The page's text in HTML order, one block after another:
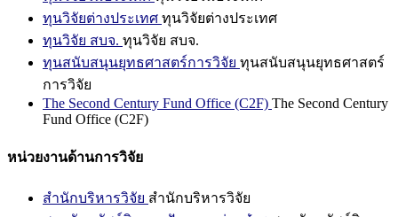
ทุนวิจัยต่างประเทศ ทุนวิจัยต่างประเทศ
ทุนวิจัย สบจ. ทุนวิจัย สบจ.
ทุนสนับสนุนยุทธศาสตร์การวิจัย ทุนสนับสนุนยุทธศาสตร์
การวิจัย
The Second Century Fund Office (C2F) The Second Century
Fund Office (C2F)
หน่วยงานด้านการวิจัย
สำนักบริหารวิจัย สำนักบริหารวิจัย